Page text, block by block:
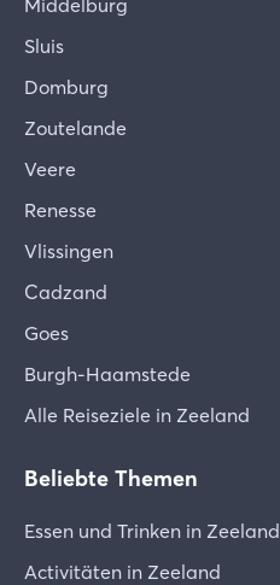
Middelburg
Sluis
Domburg
Zoutelande
Veere
Renesse
Vlissingen
Cadzand
Goes
Burgh-Haamstede
Alle Reiseziele in Zeeland
Beliebte Themen
Essen und Trinken in Zeeland
Activitäten in Zeeland